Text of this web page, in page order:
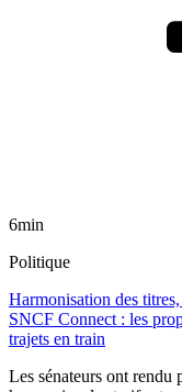
6min
Politique
Harmonisation des
SNCF Connect : les
trajets en train
Les sénateurs ont